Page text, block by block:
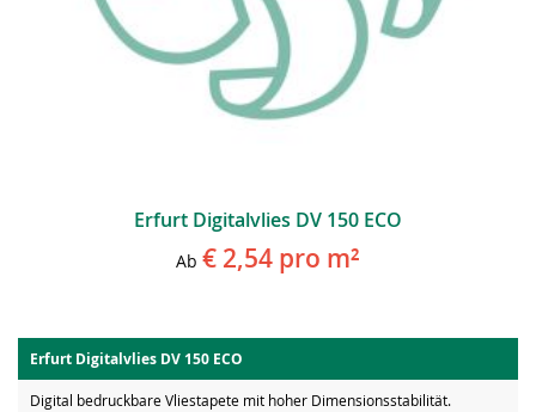
Erfurt Digitalvlies DV 150 ECO
Ab € 2,54 pro m²
Erfurt Digitalvlies DV 150 ECO
Digital bedruckbare Vliestapete mit hoher Dimensionsstabilität.